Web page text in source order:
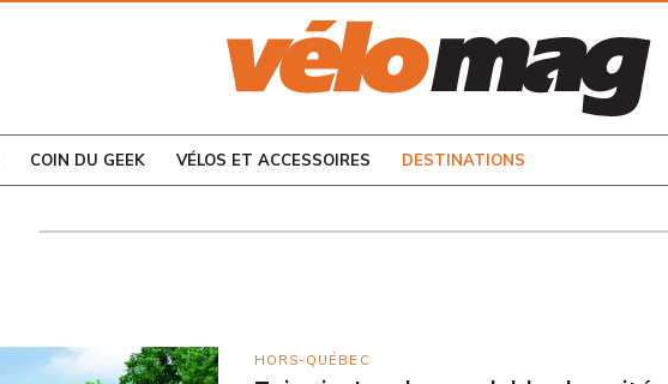
COIN DU GEEK VÉLOS ET ACCESSOIRES DESTINATIONS
CONSULTEZ LES
HORS-QUÉBEC